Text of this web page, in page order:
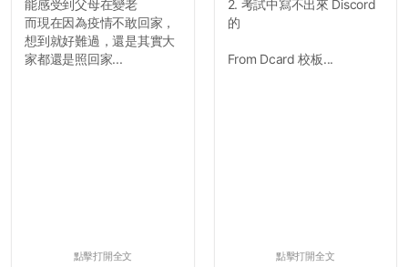
2. 文章主題不明
在學生會臉書的貼文中
可以看到，全篇文章以連字
符分為九段，各段可總結
能感受到父母在變老
而現在因為疫情不敢回家，
想到就好難過，還是其實大
家都還是照回家...
點擊打開全文
2. 考試中寫不出來 Discord
的
From Dcard 校板...
點擊打開全文